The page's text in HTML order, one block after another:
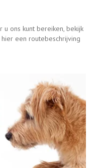
ons kunt bereiken, bekijk
een routebeschrijving